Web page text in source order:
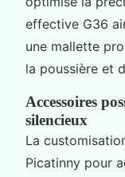
effective G36
une mallette
la poussière et
Accessoires
silencieux
La
Picatinny pour